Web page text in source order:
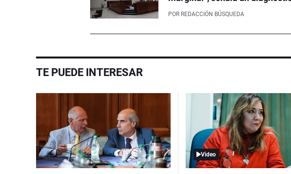
POR REDACCIÓN BÚSQUEDA
TE PUEDE INTERESAR
Video